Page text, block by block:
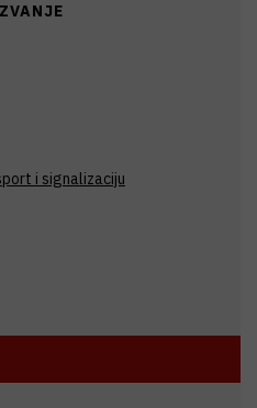
i signalizaciju